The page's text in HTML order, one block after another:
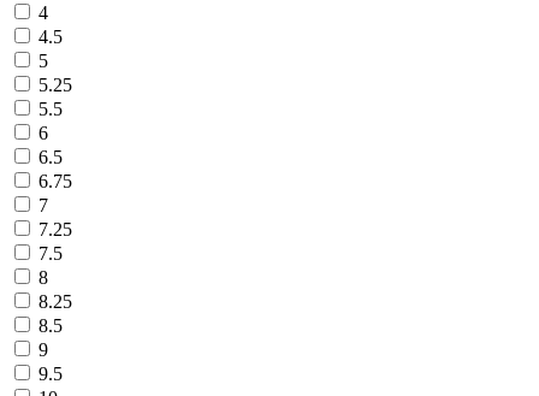
4
4.5
5
5.25
5.5
6
6.5
6.75
7
7.25
7.5
8
8.25
8.5
9
9.5